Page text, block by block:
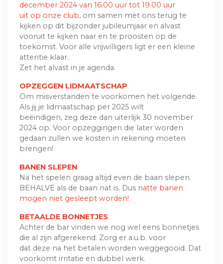
december 2024 van 16.00 uur tot 19.00 uur
uit op onze club, om samen met ons terug te
kijken op dit bijzonder jubileumjaar en alvast
vooruit te kijken naar en te proosten op de
toekomst. Voor alle vrijwilligers ligt er een kleine
attentie klaar.
Zet het alvast in je agenda.
OPZEGGEN LIDMAATSCHAP
Om misverstanden te voorkomen het volgende.
Als jij je lidmaatschap per 2025 wilt
beëindigen, zeg deze dan uiterlijk 30 november
2024 op. Voor opzeggingen die later worden
gedaan zullen we kosten in rekening moeten
brengen!
BANEN SLEPEN
Na het spelen graag altijd even de baan slepen.
BEHALVE als de baan nat is. Dus natte banen
mogen niet gesleept worden!
BETAALDE BONNETJES
Achter de bar vinden we nog wel eens bonnetjes
die al zijn afgerekend. Zorg er a.u.b. voor
dat deze na het betalen worden weggegooid. Dat
voorkomt irritatie en dubbel werk.